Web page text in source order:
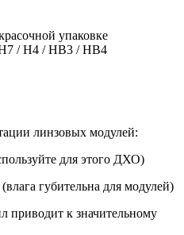
упаковке
/ H4 / HB3 / HB4
линзовых модулей:
для этого ДХО)
губительна для модулей)
приводит к значительному